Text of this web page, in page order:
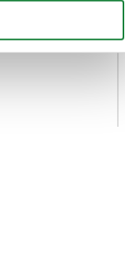
din brug af deres